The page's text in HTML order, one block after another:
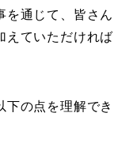
を通じて、皆さん
えていただければ
下の点を理解でき